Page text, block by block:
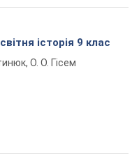
історія 9 клас
О. О. Гісем